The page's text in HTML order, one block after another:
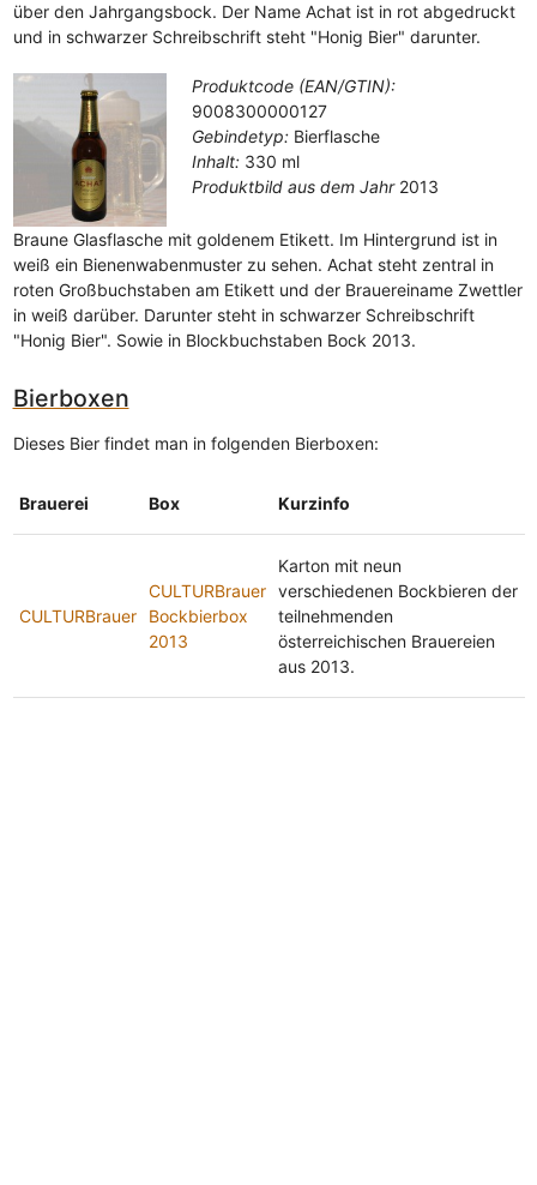
über den Jahrgangsbock. Der Name Achat ist in rot abgedruckt
und in schwarzer Schreibschrift steht "Honig Bier" darunter.
Produktcode (EAN/GTIN):
9008300000127
Gebindetyp: Bierflasche
Inhalt:330 ml
Produktbild aus dem Jahr 2013
Braune Glasflasche mit goldenem Etikett. Im Hintergrund ist in
weiß ein Bienenwabenmuster zu sehen. Achat steht zentral in
roten Großbuchstaben am Etikett und der Brauereiname Zwettler
in weiß darüber. Darunter steht in schwarzer Schreibschrift
"Honig Bier". Sowie in Blockbuchstaben Bock 2013.
Bierboxen
Dieses Bier findet man in folgenden Bierboxen:
Brauerei Box Kurzinfo
CULTURBrauer
CULTURBrauer
Bockbierbox
2013
Karton mit neun
verschiedenen Bockbieren der
teilnehmenden
österreichischen Brauereien
aus 2013.